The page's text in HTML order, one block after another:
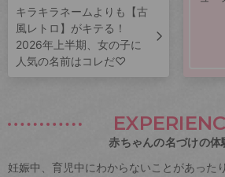
キラキラネームよりも【古
風レトロ】がキテる！
2026年上半期、女の子に
人気の名前はコレだ♡
赤ちゃんの名づけの体
妊娠中、育児中にわからないことがあった